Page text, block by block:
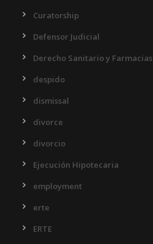
Curatorship
Defensor Judicial
Derecho Sanitario y Farmacias
despido
dismissal
divorce
divorcio
Ejecución Hipotecaria
employment
erte
ERTE